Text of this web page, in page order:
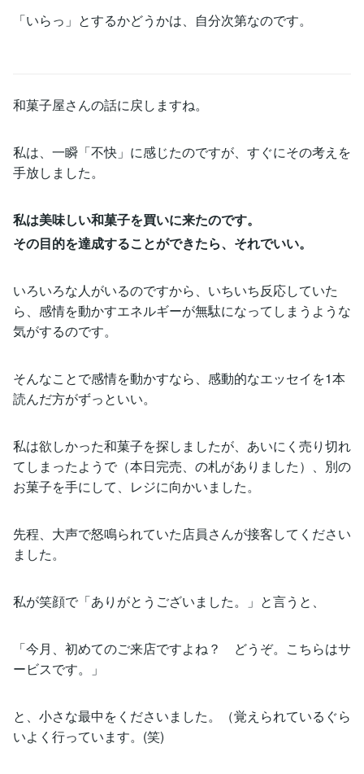
「いらっ」とするかどうかは、自分次第なのです。
和菓子屋さんの話に戻しますね。
私は、一瞬「不快」に感じたのですが、すぐにその考えを
手放しました。
私は美味しい和菓子を買いに来たのです。
その目的を達成することができたら、それでいい。
いろいろな人がいるのですから、いちいち反応していた
ら、感情を動かすエネルギーが無駄になってしまうような
気がするのです。
そんなことで感情を動かすなら、感動的なエッセイを1本
読んだ方がずっといい。
私は欲しかった和菓子を探しましたが、あいにく売り切れ
てしまったようで（本日完売、の札がありました）、別の
お菓子を手にして、レジに向かいました。
先程、大声で怒鳴られていた店員さんが接客してください
ました。
私が笑顔で「ありがとうございました。」と言うと、
「今月、初めてのご来店ですよね？ どうぞ。こちらはサ
ービスです。」
と、小さな最中をくださいました。（覚えられているぐら
いよく行っています。(笑)